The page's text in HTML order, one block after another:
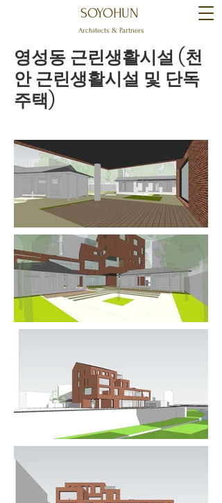
SOYOHUN
Architects & Partners
영성동 근린생활시설 (천
안 근린생활시설 및 단독
주택)